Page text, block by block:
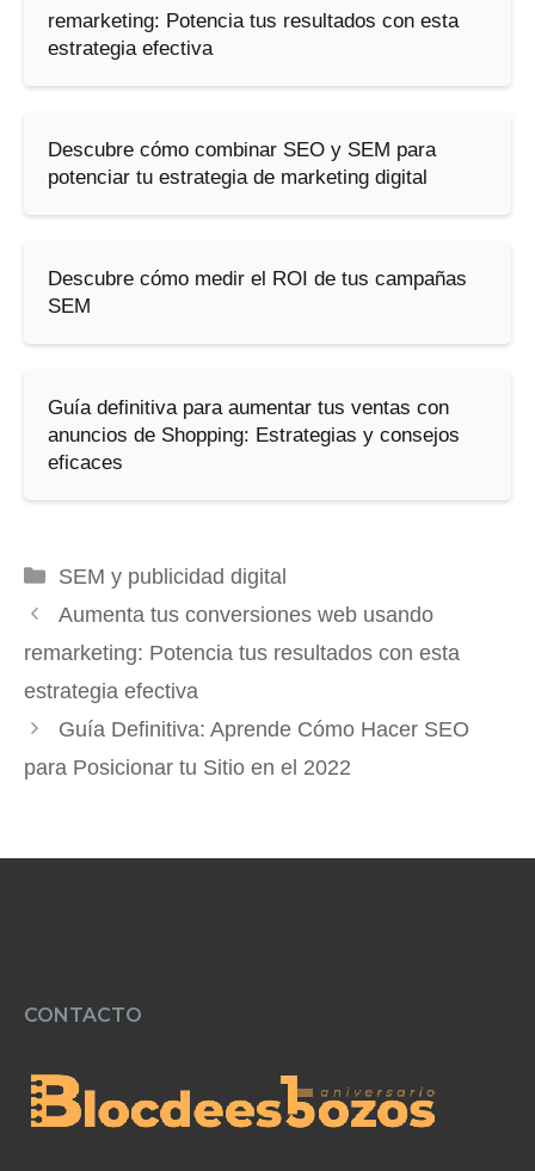
remarketing: Potencia tus resultados con esta
estrategia efectiva
Descubre cómo combinar SEO y SEM para
potenciar tu estrategia de marketing digital
Descubre cómo medir el ROI de tus campañas
SEM
Guía definitiva para aumentar tus ventas con
anuncios de Shopping: Estrategias y consejos
eficaces
Categorías
SEM y publicidad digital
Aumenta tus conversiones web usando
remarketing: Potencia tus resultados con esta
estrategia efectiva
Guía Definitiva: Aprende Cómo Hacer SEO
para Posicionar tu Sitio en el 2022
CONTACTO